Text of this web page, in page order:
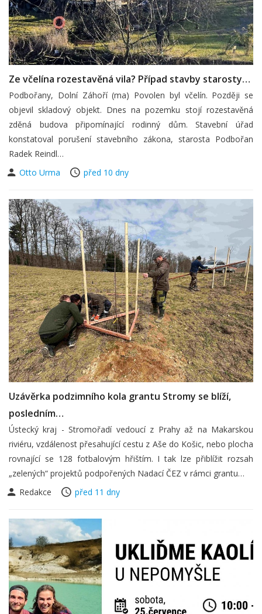
Ze včelína rozestavěná vila? Případ stavby starosty…
Podbořany, Dolní Záhoří (ma) Povolen byl včelín. Později se
objevil skladový objekt. Dnes na pozemku stojí rozestavěná
zděná budova připomínající rodinný dům. Stavební úřad
konstatoval porušení stavebního zákona, starosta Podbořan
Radek Reindl…
Otto Urma
před 10 dny
Uzávěrka podzimního kola grantu Stromy se blíží,
posledním…
Ústecký kraj - Stromořadí vedoucí z Prahy až na Makarskou
riviéru, vzdálenost přesahující cestu z Aše do Košic, nebo plocha
rovnající se 128 fotbalovým hřištím. I tak lze přiblížit rozsah
„zelených“ projektů podpořených Nadací ČEZ v rámci grantu…
Redakce
před 11 dny